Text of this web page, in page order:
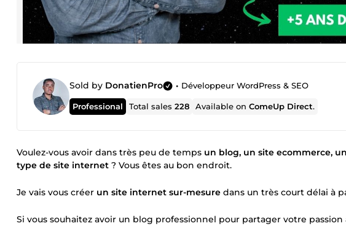
Sold by DonatienPro • Développeur WordPress & SEO
Professional Total sales228 Available onComeUp Direct.
Voulez-vous avoir dans très peu de temps un blog, un site ecommerce,
type de site internet ? Vous êtes au bon endroit.
Je vais vous créer un site internet sur-mesure dans un très court délai à
Si vous souhaitez avoir un blog professionnel pour partager votre